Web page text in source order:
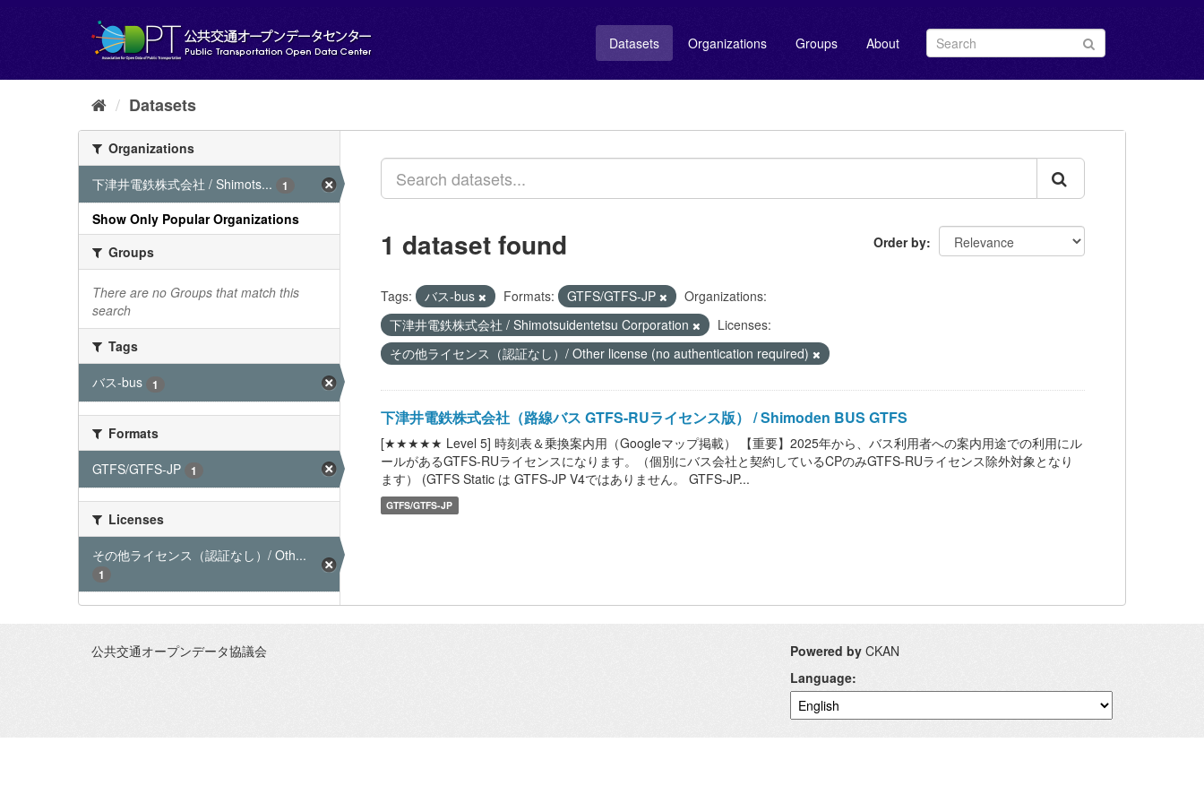
Datasets Organizations Groups About
Datasets
Organizations
下津井電鉄株式会社 / Shimots...
1
Show Only Popular Organizations
Groups
There are no Groups that match this
search
Tags
バス-bus
1
Formats
GTFS/GTFS-JP
1
Licenses
その他ライセンス（認証なし）/ Oth...
1
Order by
1 dataset found
Tags: バス-bus Formats: GTFS/GTFS-JP
Organizations:
下津井電鉄株式会社 / Shimotsuidentetsu Corporation
Licenses:
その他ライセンス（認証なし）/ Other license (no authentication required)
下津井電鉄株式会社（路線バス GTFS-RUライセンス版） / Shimoden BUS GTFS
[★★★★★ Level 5] 時刻表＆乗換案内用（Googleマップ掲載） 【重要】2025年から、バス利用者への案内用途での利用にル
ールがあるGTFS-RUライセンスになります。（個別にバス会社と契約しているCPのみGTFS-RUライセンス除外対象となり
ます） (GTFS Static は GTFS-JP V4ではありません。 GTFS-JP...
GTFS/GTFS-JP
公共交通オープンデータ協議会 Powered by CKAN
Language